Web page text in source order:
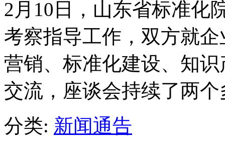
2月10日，山东省标准化
考察指导工作，双方就
营销、标准化建设、知
交流，座谈会持续了两
分类: 新闻通告